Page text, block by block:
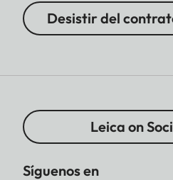
Desistir del
Leica on
Síguenos en